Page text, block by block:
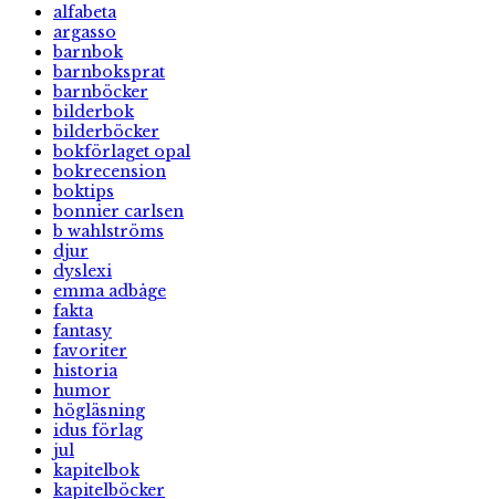
alfabeta
argasso
barnbok
barnboksprat
barnböcker
bilderbok
bilderböcker
bokförlaget opal
bokrecension
boktips
bonnier carlsen
b wahlströms
djur
dyslexi
emma adbåge
fakta
fantasy
favoriter
historia
humor
högläsning
idus förlag
jul
kapitelbok
kapitelböcker